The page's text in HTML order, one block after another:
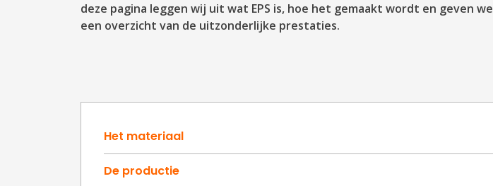
deze pagina leggen wij uit wat EPS is, hoe het gemaakt wordt en geven we
een overzicht van de uitzonderlijke prestaties.
Het materiaal
De productie